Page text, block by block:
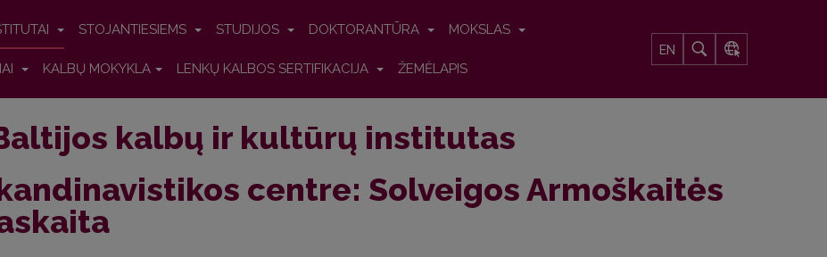
STOJANTIESIEMS STUDIJOS DOKTORANTŪRA MOKSLAS
KALBŲ MOKYKLA LENKŲ KALBOS SERTIFIKACIJA ŽEMĖLAPIS
EN
kalbų ir kultūrų institutas
centre: Solveigos Armoškaitės